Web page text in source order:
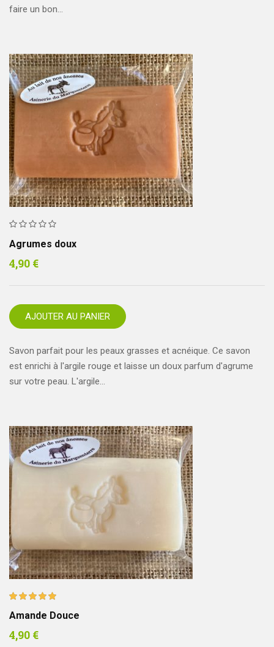
faire un bon…
Agrumes doux
4,90 €
AJOUTER AU PANIER
Savon parfait pour les peaux grasses et acnéique. Ce savon
est enrichi à l'argile rouge et laisse un doux parfum d'agrume
sur votre peau. L'argile…
5.00
sur 5
Amande Douce
4,90 €